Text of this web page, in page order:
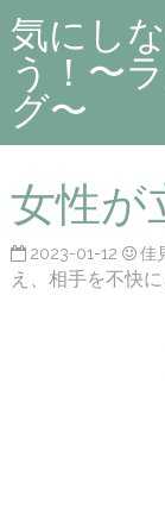
気にし
う！〜
グ〜
女性が
2023-01-12 佳
え、相手を不快